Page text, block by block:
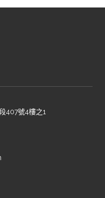
407號4樓之1